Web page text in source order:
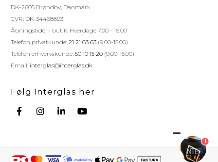
DK-2605 Brøndby, Danmark
CVR: DK-34468893
Åbningstider i butik: Hverdage 7.00 - 16.00
Telefon privatkunde:21 21 63 63 (9.00-15.00)
Telefon erhvervskunde:50 10 15 20 (9.00-15.00)
Email: interglas@interglas.dk
Følg Interglas her
1